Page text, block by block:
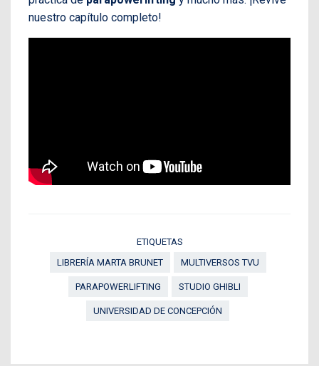
nuestro capítulo completo!
ETIQUETAS
LIBRERÍA MARTA BRUNET
MULTIVERSOS TVU
PARAPOWERLIFTING STUDIO GHIBLI
UNIVERSIDAD DE CONCEPCIÓN